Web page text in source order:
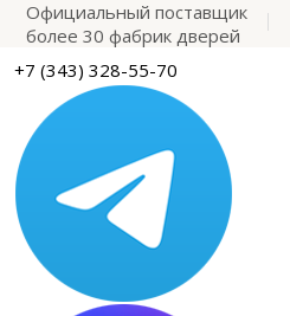
Официальный поставщик
более 30 фабрик дверей
+7 (343) 328-55-70